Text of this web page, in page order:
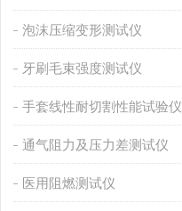
泡沫压缩变形测试仪
牙刷毛束强度测试仪
手套线性耐切割性能试验仪
通气阻力及压力差测试仪
医用阻燃测试仪